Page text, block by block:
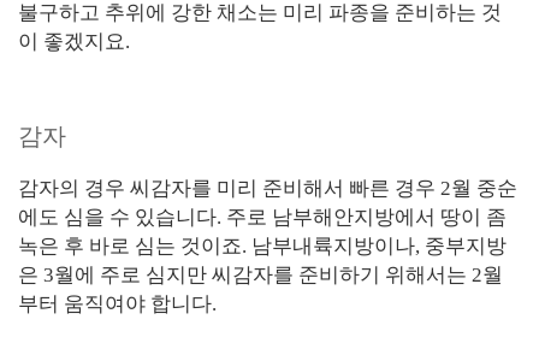
불구하고 추위에 강한 채소는 미리 파종을 준비하는 것
이 좋겠지요.
감자
감자의 경우 씨감자를 미리 준비해서 빠른 경우 2월 중순
에도 심을 수 있습니다. 주로 남부해안지방에서 땅이 좀
녹은 후 바로 심는 것이죠. 남부내륙지방이나, 중부지방
은 3월에 주로 심지만 씨감자를 준비하기 위해서는 2월
부터 움직여야 합니다.